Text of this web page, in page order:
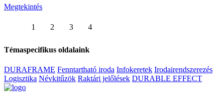
Megtekintés
1 2 3 4
Témaspecifikus oldalaink
DURAFRAME Fenntartható iroda Infokeretek Irodairendszerezés
Logisztika Névkitűzök Raktári jelőlések DURABLE EFFECT